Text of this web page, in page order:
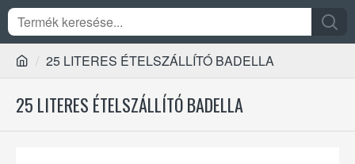
25 LITERES ÉTELSZÁLLÍTÓ BADELLA
25 LITERES ÉTELSZÁLLÍTÓ BADELLA